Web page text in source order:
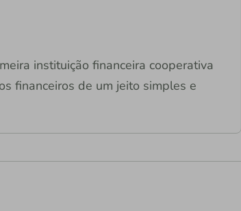
instituição financeira cooperativa
financeiros de um jeito simples e